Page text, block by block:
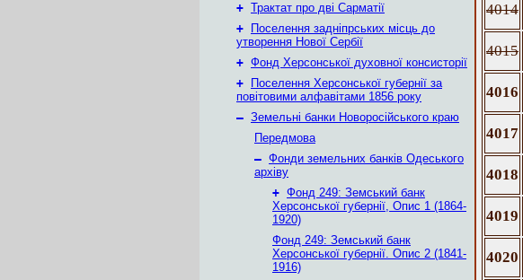
+ Трактат про дві Сарматії
+
Поселення задніпрських місць до
утворення Нової Сербії
+ Фонд Херсонської духовної консисторії
+
Поселення Херсонської губернії за
повітовими алфавітами 1856 року
– Земельні банки Новоросійського краю
Передмова
– Фонди земельних банків Одеського
архіву
+ Фонд 249: Земський банк
Херсонської губернії, Опис 1 (1864-
1920)
Фонд 249: Земський банк
Херсонської губернії. Опис 2 (1841-
1916)
4014
4015
4016
4017
4018
4019
4020